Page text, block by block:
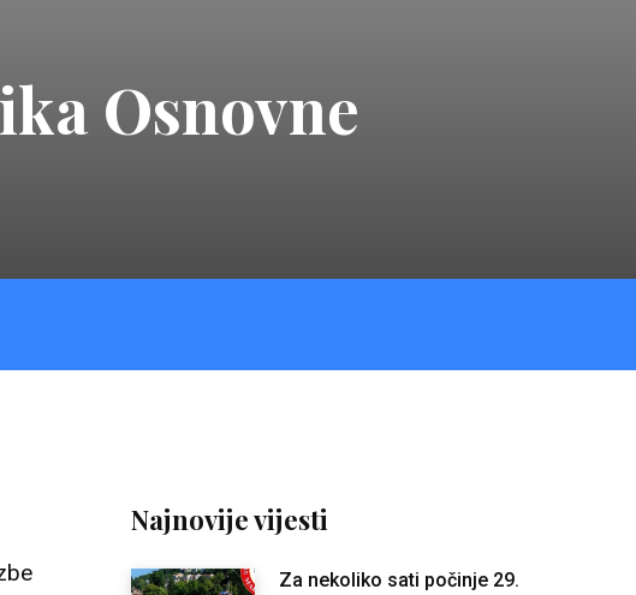
Osnovne
Najnovije vijesti
Za nekoliko sati počinje 29.